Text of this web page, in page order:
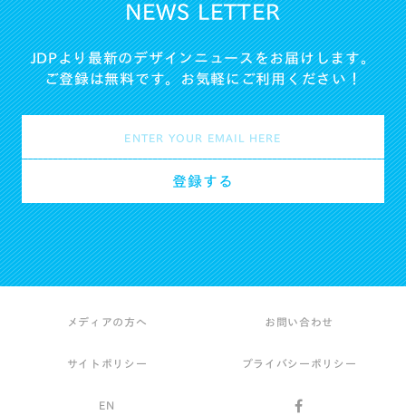
NEWS LETTER
JDPより最新のデザインニュースをお届けします。
ご登録は無料です。お気軽にご利用ください！
メディアの方へ お問い合わせ
サイトポリシー プライバシーポリシー
EN